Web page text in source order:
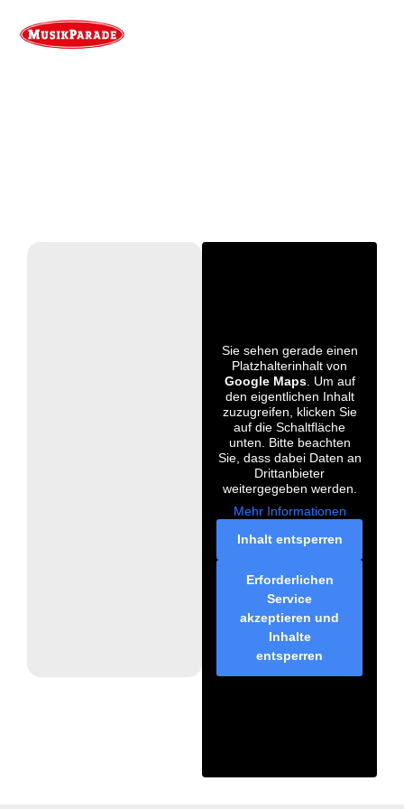
Sie sehen gerade einen
Platzhalterinhalt von
Google Maps. Um auf
den eigentlichen Inhalt
zuzugreifen, klicken Sie
auf die Schaltfläche
unten. Bitte beachten
Sie, dass dabei Daten an
Drittanbieter
weitergegeben werden.
Mehr Informationen
Inhalt entsperren
Erforderlichen
Service
akzeptieren und
Inhalte
entsperren